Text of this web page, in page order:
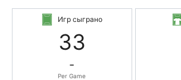
Игр сыграно
33
-
Per Game